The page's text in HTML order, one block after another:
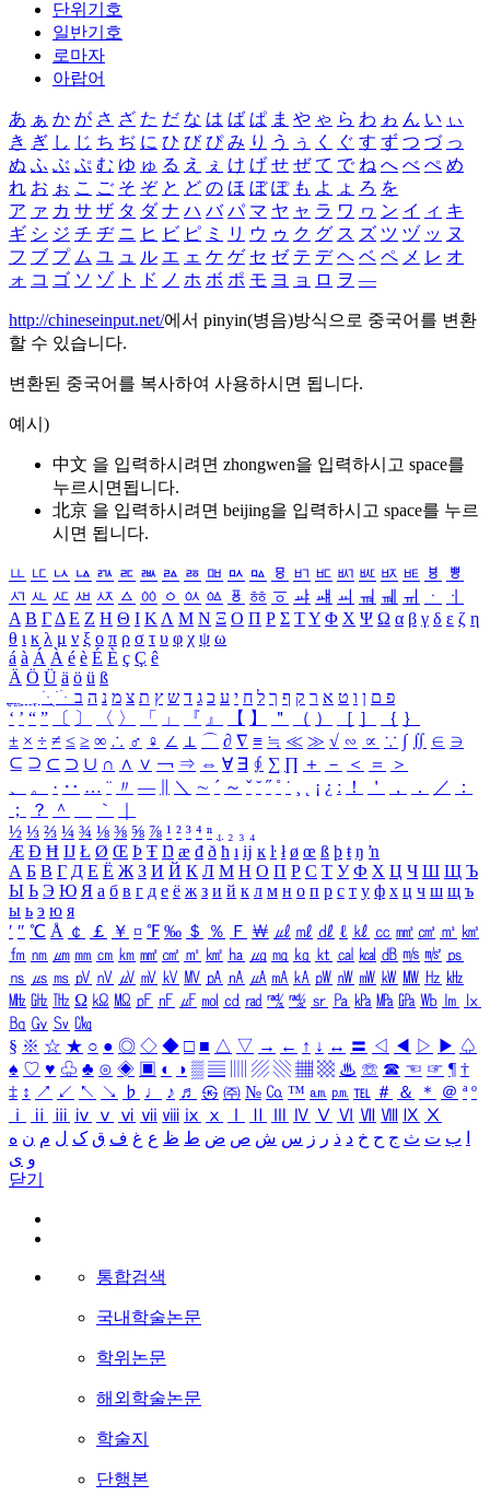
단위기호
일반기호
로마자
아랍어
あ ぁ か が さ ざ た だ な は ば ぱ ま や ゃ ら わ ゎ ん い ぃ
き ぎ し じ ち ぢ に ひ び ぴ み り う ぅ く ぐ す ず つ づ っ
ぬ ふ ぶ ぷ む ゆ ゅ る え ぇ け げ せ ぜ て で ね へ べ ぺ め
れ お ぉ こ ご そ ぞ と ど の ほ ぼ ぽ も よ ょ ろ を
ア ァ カ サ ザ タ ダ ナ ハ バ パ マ ヤ ャ ラ ワ ヮ ン イ ィ キ
ギ シ ジ チ ヂ ニ ヒ ビ ピ ミ リ ウ ゥ ク グ ス ズ ツ ヅ ッ ヌ
フ ブ プ ム ユ ュ ル エ ェ ケ ゲ セ ゼ テ デ ヘ ベ ペ メ レ オ
ォ コ ゴ ソ ゾ ト ド ノ ホ ボ ポ モ ヨ ョ ロ ヲ ―
http://chineseinput.net/에서 pinyin(병음)방식으로 중국어를 변환
할 수 있습니다.
변환된 중국어를 복사하여 사용하시면 됩니다.
예시)
中文 을 입력하시려면 zhongwen을 입력하시고 space를
누르시면됩니다.
北京 을 입력하시려면 beijing을 입력하시고 space를 누르
시면 됩니다.
ㅥ ㅦ ㅧ ㅨ ㅩ ㅪ ㅫ ㅬ ㅭ ㅮ ㅯ ㅰ ㅱ ㅲ ㅳ ㅴ ㅵ ㅶ ㅷ ㅸ
ㅹ
ㅺ ㅻ ㅼ ㅽ ㅾ ㅿ ㆀ ㆁ ㆂ ㆃ ㆄ ㆅ ㆆ ㆇ ㆈ ㆉ ㆊ ㆋ ㆌ ㆍ
ㆎ
Α Β ΓΔ Ε Ζ Η Θ Ι ΚΛ Μ Ν Ξ Ο Π Ρ Σ ΤΥ Φ Χ Ψ Ω α β γ δ ε ζ η
θ ι κ λ μ ν ξ ο π ρ σ τ υ φ χ ψ ω
á à Á À é è É È ç Ç ê
Ä Ö Ü ä ö ü ß
ִֶֹ ֻּ ׁׂ פ ם ן ו ט א ר ק ף ך ל ח י ע כ ג ד ש ץ ת צ מ נ ה ב
‘ ’ “ ” 〔 〕 〈 〉 「 」 『 』 【 】 ＂ （ ） ［ ］ ｛ ｝
± × ÷ ≠ ≤ ≥ ∞ ∴ ♂ ♀ ∠ ⊥ ⌒ ∂ ∇ ≡ ≒ ≪ ≫ √ ∽ ∝ ∵ ∫ ∬ ∈ ∋
⊆ ⊇ ⊂ ⊃ ∪ ∩ ∧ ∨ ￢ ⇒ ⇔ ∀ ∃ ∮ ∑ ∏ ＋ － ＜ ＝
＞
、
。 · ‥ … ¨ 〃 ― ＼ ∼ ´ ～ ˇ ˘ ˝ ˚ ˙ ¸ ¡ ¿ ː ！ ＇ ， ． ／
：
；
？ ＾ ｀
½ ⅓ ⅔ ¼ ¾ ⅛ ⅜ ⅝ ⅞ ¹ ² ³ ⁴ ⁿ ₁ ₂ ₃ ₄
Æ Ð Ħ Ĳ Ł Ø Œ Þ Ŧ Ŋ æ đ ð ħ ı ĳ ĸ ŀ ł ø œ ß þ ŧ ŋ ŉ
А Б В Г Д Е Ё Ж З И Й К Л М Н О П Р С Т У Ф Х Ц Ч Ш Щ Ъ
Ы Ь Э Ю Я а б в г д е ё ж з и й к л м н о п р с т у ф х ц ч ш щ ъ
ы ь э ю я
′ ″ ℃ Å ￠ ￡ ￥ ¤ ℉ ‰ ＄ ％ Ｆ ￦ ㎕ ㎖ ㎗ ℓ ㎘ ㏄ ㎣ ㎤ ㎥ ㎦
㎙ ㎚ ㎛ ㎜ ㎝ ㎞ ㎟ ㎠ ㎡ ㎢ ㏊ ㎍ ㎎ ㎏ ㏏ ㎈ ㎉ ㏈ ㎧ ㎨ ㎰
㎱ ㎲ ㎳ ㎴ ㎵ ㎶ ㎷ ㎸ ㎹ ㎀ ㎁ ㎂ ㎃ ㎄ ㎺ ㎻ ㎽ ㎾ ㎿ ㎐ ㎑
㎒ ㎓ ㎔ Ω ㏀ ㏁ ㎊ ㎋ ㎌ ㏖ ㏅ ㎭ ㎮ ㎯ ㏛ ㎩ ㎪ ㎫ ㎬ ㏝ ㏐
㏓
㏃ ㏉ ㏜ ㏆
§ ※ ☆ ★ ○ ● ◎ ◇ ◆ □ ■ △ ▽ → ← ↑ ↓ ↔ 〓 ◁ ◀ ▷ ▶ ♤
♠ ♡ ♥ ♧ ♣ ⊙ ◈ ▣ ◐ ◑ ▒ ▤ ▨ ▧ ▦ ▩ ♨ ☏ ☎ ☜ ☞ ¶ †
‡ ↕ ↗ ↙ ↖ ↘ ♭ ♩ ♪ ♬ ㉿ ㈜ № ㏇ ™ ㏂ ㏘ ℡ ＃ ＆ ＊ ＠ ª º
ⅰ
ⅱ ⅲ ⅳ ⅴ ⅵ ⅶ ⅷ ⅸ ⅹ Ⅳ Ⅴ Ⅵ Ⅶ Ⅷ Ⅸ Ⅹ
ب ت ث ج ح خ د ذ ر ز س ش ص ض ط ظ ع غ ف ق ک ل م ن ه
و ی
닫기
통합검색
국내학술논문
학위논문
해외학술논문
학술지
단행본